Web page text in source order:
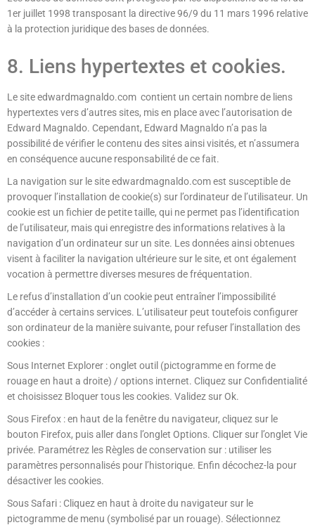
1er juillet 1998 transposant la directive 96/9 du 11 mars 1996 relative
à la protection juridique des bases de données.
8. Liens hypertextes et cookies.
Le site edwardmagnaldo.com contient un certain nombre de liens
hypertextes vers d’autres sites, mis en place avec l’autorisation de
Edward Magnaldo. Cependant, Edward Magnaldo n’a pas la
possibilité de vérifier le contenu des sites ainsi visités, et n’assumera
en conséquence aucune responsabilité de ce fait.
La navigation sur le site edwardmagnaldo.com est susceptible de
provoquer l’installation de cookie(s) sur l’ordinateur de l’utilisateur. Un
cookie est un fichier de petite taille, qui ne permet pas l’identification
de l’utilisateur, mais qui enregistre des informations relatives à la
navigation d’un ordinateur sur un site. Les données ainsi obtenues
visent à faciliter la navigation ultérieure sur le site, et ont également
vocation à permettre diverses mesures de fréquentation.
Le refus d’installation d’un cookie peut entraîner l’impossibilité
d’accéder à certains services. L’utilisateur peut toutefois configurer
son ordinateur de la manière suivante, pour refuser l’installation des
cookies :
Sous Internet Explorer : onglet outil (pictogramme en forme de
rouage en haut a droite) / options internet. Cliquez sur Confidentialité
et choisissez Bloquer tous les cookies. Validez sur Ok.
Sous Firefox : en haut de la fenêtre du navigateur, cliquez sur le
bouton Firefox, puis aller dans l’onglet Options. Cliquer sur l’onglet Vie
privée. Paramétrez les Règles de conservation sur : utiliser les
paramètres personnalisés pour l’historique. Enfin décochez-la pour
désactiver les cookies.
Sous Safari : Cliquez en haut à droite du navigateur sur le
pictogramme de menu (symbolisé par un rouage). Sélectionnez